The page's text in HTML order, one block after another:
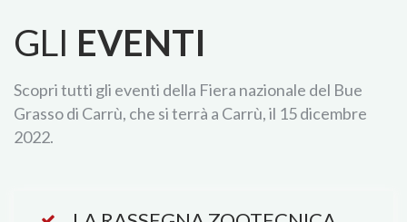
GLI EVENTI
Scopri tutti gli eventi della Fiera nazionale del Bue
Grasso di Carrù, che si terrà a Carrù, il 15 dicembre
2022.